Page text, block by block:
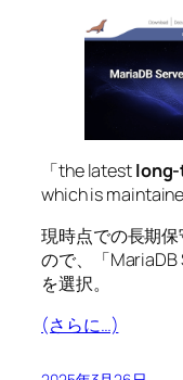
「the latest
which is
現時点での長期保
ので、「
を選択。
(さらに…)